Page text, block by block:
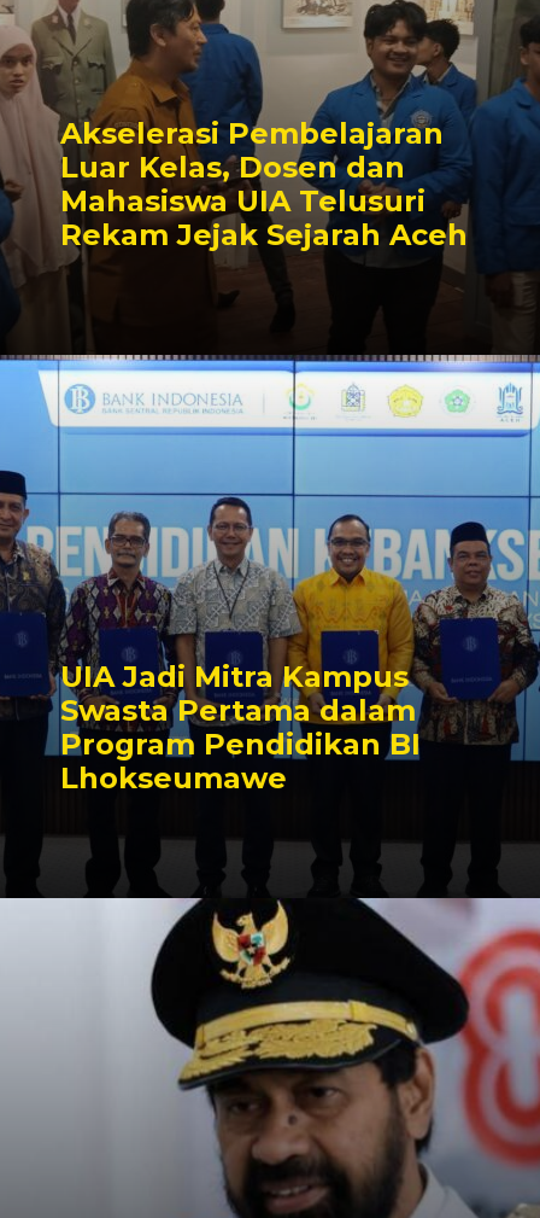
Akselerasi Pembelajaran
Luar Kelas, Dosen dan
Mahasiswa UIA Telusuri
Rekam Jejak Sejarah Aceh
UIA Jadi Mitra Kampus
Swasta Pertama dalam
Program Pendidikan BI
Lhokseumawe